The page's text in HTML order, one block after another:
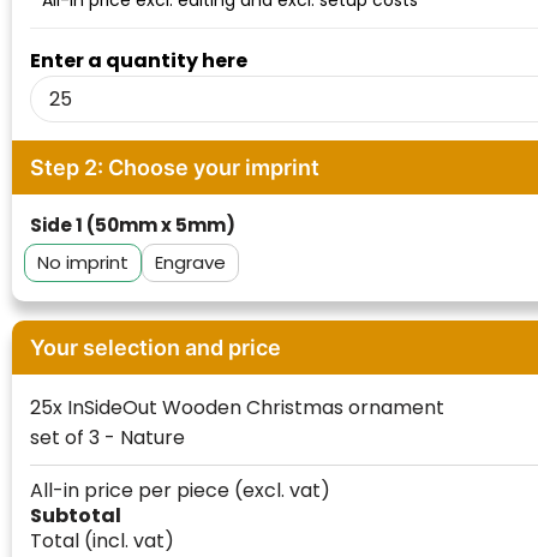
Enter a quantity here
Step 2: Choose your imprint
Side 1 (50mm x 5mm)
No imprint
Engrave
Your selection and price
25x InSideOut Wooden Christmas ornament
set of 3 - Nature
Subtotal
Total (incl. vat)
All-in price per piece (excl. vat)